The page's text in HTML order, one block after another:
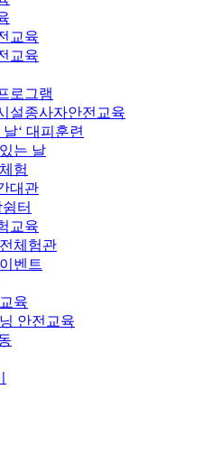
교육
교육
로그램
설종사자안전교육
‘ 대피훈련
는 날
험
대관
터
교육
체험관
벤트
육
안전교육